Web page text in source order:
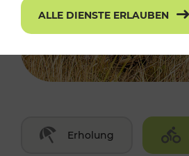
Erholung
ALLE DIENSTE ERLAUBEN